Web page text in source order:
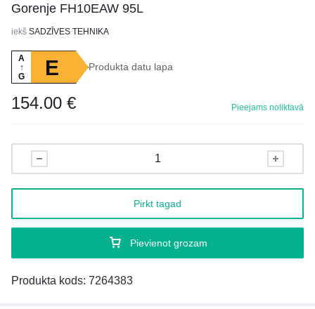
Gorenje FH10EAW 95L
iekš SADZĪVES TEHNIKA
A
↑
G
E Produkta datu lapa
154.00 € Pieejams noliktavā
Pievienot grozam
Pirkt tagad
Produkta kods: 7264383